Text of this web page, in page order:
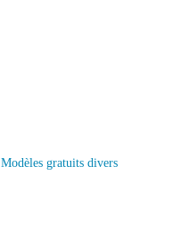
Modèles gratuits divers